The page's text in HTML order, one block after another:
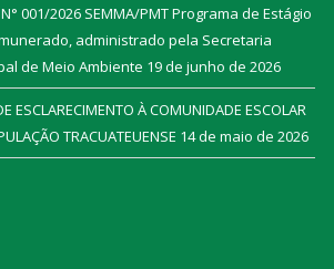
N° 001/2026 SEMMA/PMT Programa de Estágio
administrado pela Secretaria
de Meio Ambiente 19 de junho de 2026
ESCLARECIMENTO À COMUNIDADE ESCOLAR
TRACUATEUENSE 14 de maio de 2026